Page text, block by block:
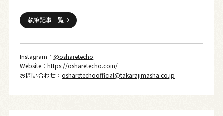
執筆記事一覧
Instagram：@osharetecho
Website：https://osharetecho.com/
お問い合わせ：osharetechoofficial@takarajimasha.co.jp